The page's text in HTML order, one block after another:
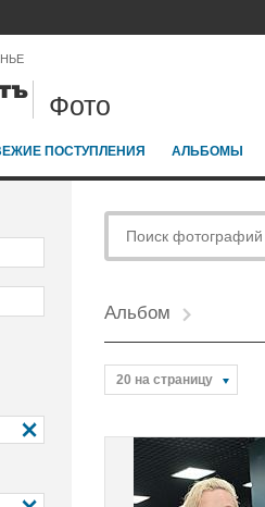
Фото
ПОСТУПЛЕНИЯ АЛЬБОМЫ
Альбом
20 на страницу